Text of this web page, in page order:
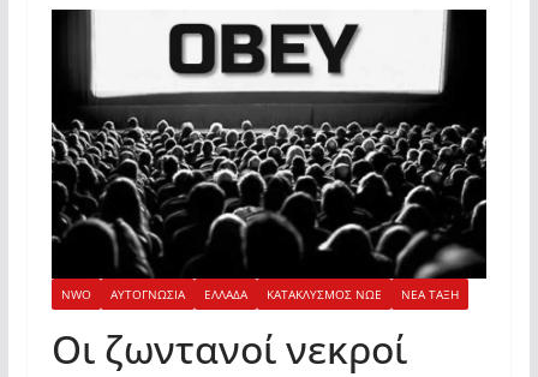
NWO ΑΥΤΟΓΝΩΣΙΑ ΕΛΛΑΔΑ ΚΑΤΑΚΛΥΣΜΟΣ ΝΩΕ ΝΕΑ ΤΑΞΗ
Οι ζωντανοί νεκροί